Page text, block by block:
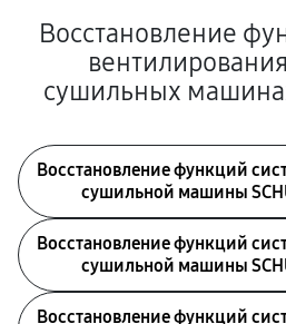
Восстановление
сушильных
Восстановление функций
сушильной машины
Восстановление функций
сушильной машины
Восстановление функций